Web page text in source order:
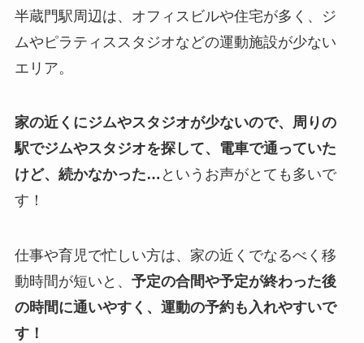
半蔵門駅周辺は、オフィスビルや住宅が多く、ジ
ムやピラティススタジオなどの運動施設が少ない
エリア。
家の近くにジムやスタジオが少ないので、周りの
駅でジムやスタジオを探して、電車で通っていた
けど、続かなかった… というお声がとても多いで
す！
仕事や育児で忙しい方は、家の近くでなるべく移
動時間が短いと、 予定の合間や予定が終わった後
の時間に通いやすく、運動の予約も入れやすいで
す！